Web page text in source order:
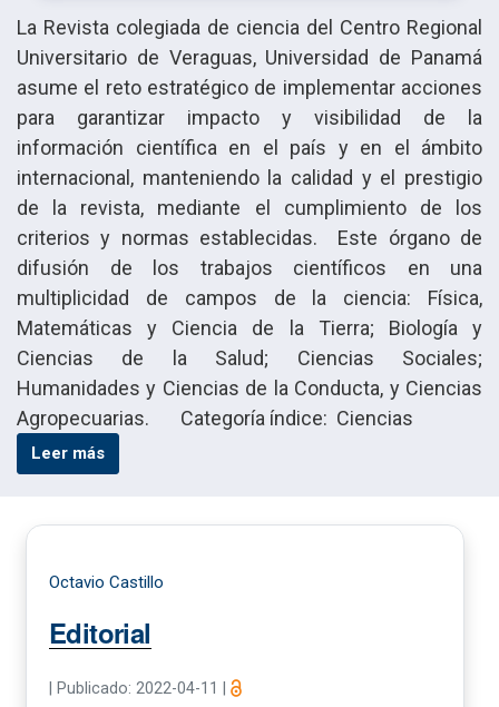
La Revista colegiada de ciencia del Centro Regional
Universitario de Veraguas, Universidad de Panamá
asume el reto estratégico de implementar acciones
para garantizar impacto y visibilidad de la
información científica en el país y en el ámbito
internacional, manteniendo la calidad y el prestigio
de la revista, mediante el cumplimiento de los
criterios y normas establecidas. Este órgano de
difusión de los trabajos científicos en una
multiplicidad de campos de la ciencia: Física,
Matemáticas y Ciencia de la Tierra; Biología y
Ciencias de la Salud; Ciencias Sociales;
Humanidades y Ciencias de la Conducta, y Ciencias
Agropecuarias. Categoría índice: Ciencias
Leer más
Octavio Castillo
Editorial
Publicado: 2022-04-11